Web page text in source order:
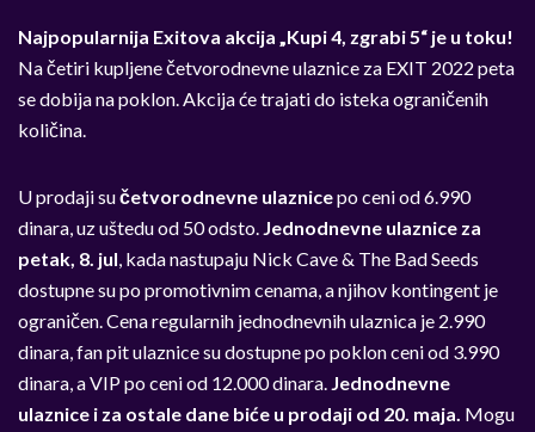
Najpopularnija Exitova akcija „Kupi 4, zgrabi 5“ je u toku!
Na četiri kupljene četvorodnevne ulaznice za EXIT 2022 peta
se dobija na poklon. Akcija će trajati do isteka ograničenih
količina.
U prodaji sučetvorodnevne ulaznicepo ceni od 6.990
dinara, uz uštedu od 50 odsto. Jednodnevne ulaznice za
petak, 8. jul, kada nastupaju Nick Cave & The Bad Seeds
dostupne su po promotivnim cenama, a njihov kontingent je
ograničen. Cena regularnih jednodnevnih ulaznica je 2.990
dinara, fan pit ulaznice su dostupne po poklon ceni od 3.990
dinara, a VIP po ceni od 12.000 dinara. Jednodnevne
ulaznice i za ostale dane biće u prodaji od 20. maja. Mogu